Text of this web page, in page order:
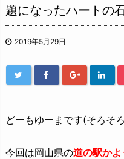
題になったハートの
2019年5月29日
どーもゆーまです(そろそ
今回は岡山県の道の駅かよ